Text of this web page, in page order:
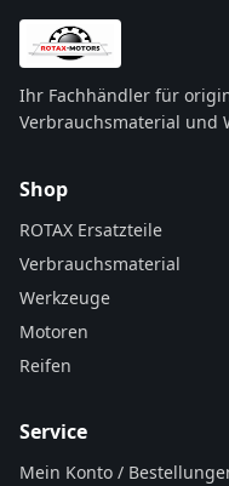
Ihr Fachhändler für
Verbrauchsmaterial und
Shop
ROTAX Ersatzteile
Verbrauchsmaterial
Werkzeuge
Motoren
Reifen
Service
Mein Konto /